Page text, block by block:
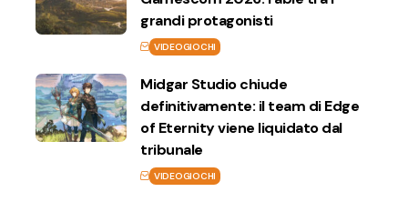
grandi protagonisti
VIDEOGIOCHI
Midgar Studio chiude
definitivamente: il team di Edge
of Eternity viene liquidato dal
tribunale
VIDEOGIOCHI